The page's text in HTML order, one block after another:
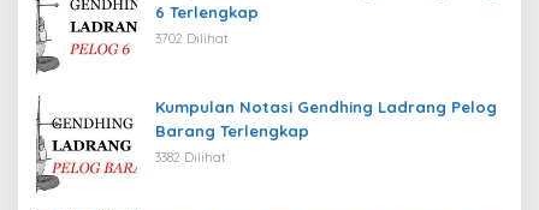
6 Terlengkap
3702 Dilihat
Kumpulan Notasi Gendhing Ladrang Pelog
Barang Terlengkap
3382 Dilihat